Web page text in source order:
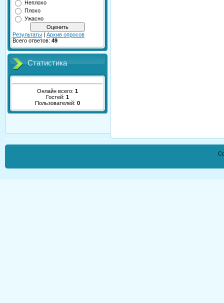
Неплохо
Плохо
Ужасно
Результаты | Архив опросов
Всего ответов: 49
Статистика
Онлайн всего: 1
Гостей: 1
Пользователей: 0